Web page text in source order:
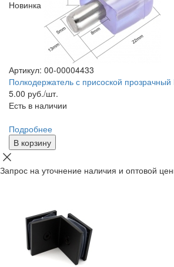
Новинка
Артикул: 00-00004433
Полкодержатель с присоской
5.00 руб./шт.
Есть в наличии
Подробнее
В корзину
Запрос на уточнение наличия и оптовой